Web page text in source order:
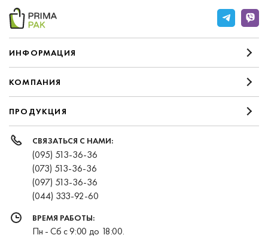
ИНФОРМАЦИЯ
КОМПАНИЯ
ПРОДУКЦИЯ
СВЯЗАТЬСЯ С НАМИ:
(095) 513-36-36
(073) 513-36-36
(097) 513-36-36
(044) 333-92-60
ВРЕМЯ РАБОТЫ:
Пн - Сб с 9:00 до 18:00.